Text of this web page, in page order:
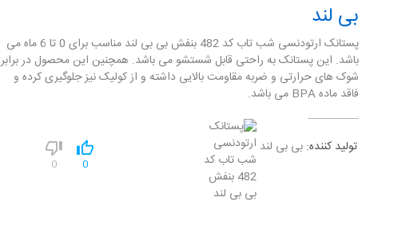
بی لند
پستانک ارتودنسی شب تاب کد 482 بنفش بی بی لند مناسب برای 0 تا 6 ماه می
باشد. این پستانک به راحتی قابل شستشو می باشد. همچنین این محصول در برابر
شوک های حرارتی و ضربه مقاومت بالایی داشته و از کولیک نیز جلوگیری کرده و
فاقد ماده BPA می باشد.
تولید کننده: بی بی لند
0
0